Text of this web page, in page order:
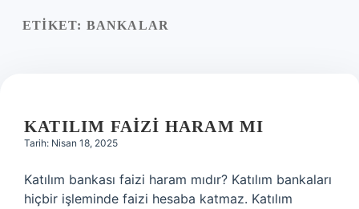
ETIKET: BANKALAR
KATILIM FAIZI HARAM MI
Tarih: Nisan 18, 2025
Katılım bankası faizi haram mıdır? Katılım bankaları
hiçbir işleminde faizi hesaba katmaz. Katılım